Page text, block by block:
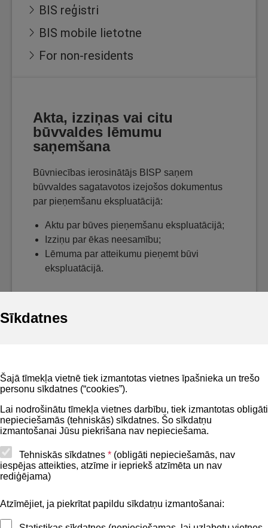
Sīkdatnes
Šajā tīmekļa vietnē tiek izmantotas vietnes īpašnieka un trešo
personu sīkdatnes (“cookies”).
Lai nodrošinātu tīmekļa vietnes darbību, tiek izmantotas obligāti
nepieciešamās (tehniskās) sīkdatnes. Šo sīkdatņu
izmantošanai Jūsu piekrišana nav nepieciešama.
Tehniskās sīkdatnes * (obligāti nepieciešamās, nav
iespējas atteikties, atzīme ir iepriekš atzīmēta un nav
rediģējama)
Atzīmējiet, ja piekrītat papildu sīkdatņu izmantošanai:
BIS reģistri
BIS mobile lietotne
For non-residents
Akta, izziņas vai citu
būvvaldes lēmumu
saņemšana
Būvniecības ierosinātājs BISP saņem
būvvaldes sagatavotos izejošos dokumentus
par pieņemšanu ekspluatācijā:
Aktu par būves pieņemšanu ekspluatācijā;
Izziņu par ēkas neesamību;
Lēmuma par atteikumu pieņemt būvi
ekspluatācijā.
Privātuma politika
Lapas karte
Piekļūstamības paziņojums
Kontakti